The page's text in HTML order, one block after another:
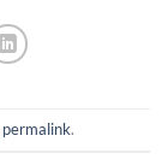
permalink.